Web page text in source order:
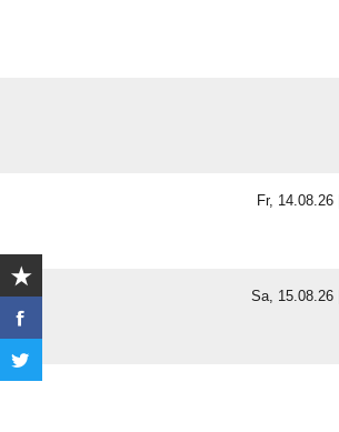
Fr, 14.08.26 |
Sa, 15.08.26 |